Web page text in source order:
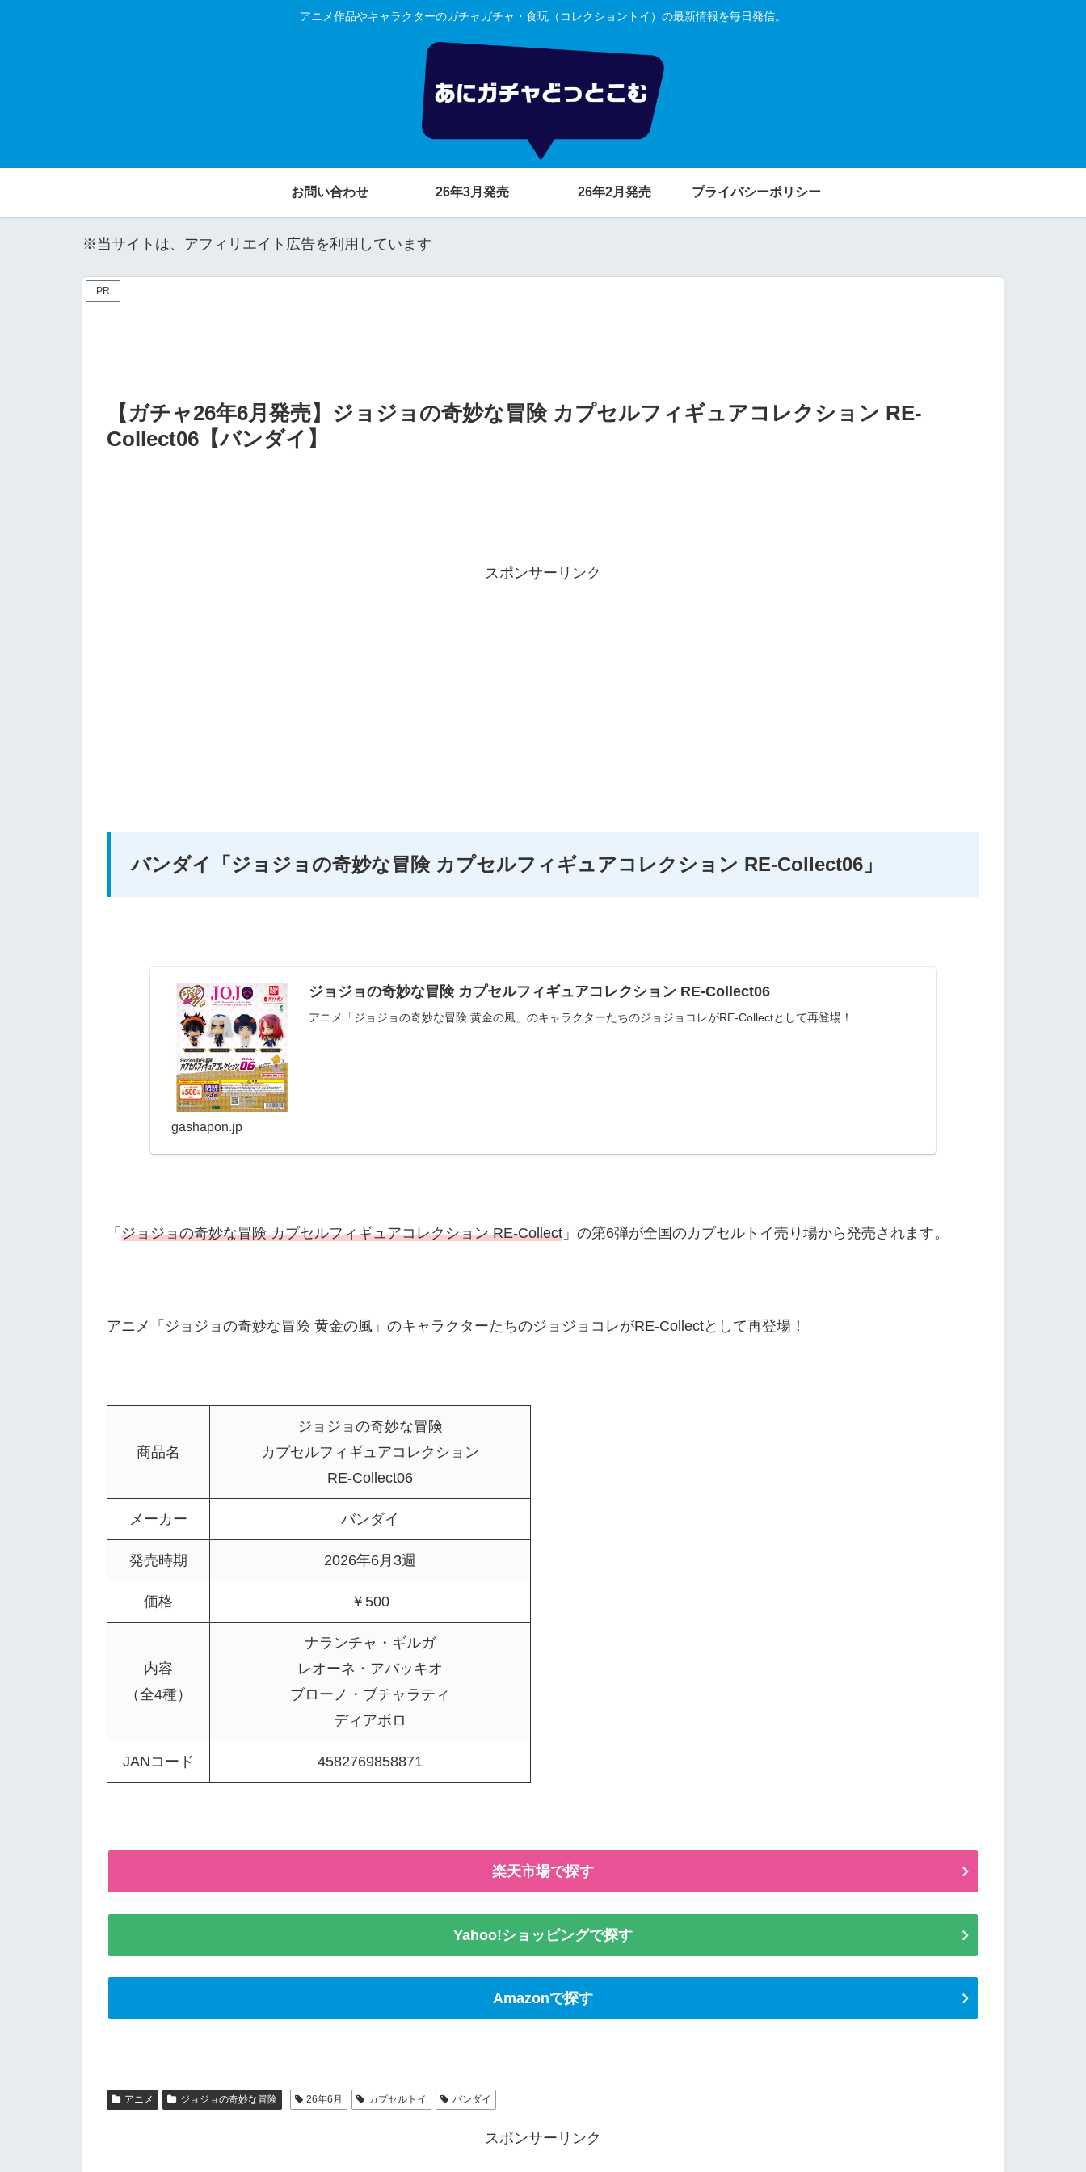
アニメ作品やキャラクターのガチャガチャ・食玩（コレクショントイ）の最新情報を毎日発信。
お問い合わせ 26年3月発売 26年2月発売 プライバシーポリシー
※当サイトは、アフィリエイト広告を利用しています
PR
【ガチャ26年6月発売】ジョジョの奇妙な冒険 カプセルフィギュアコレクション RE-
Collect06【バンダイ】
スポンサーリンク
バンダイ 「ジョジョの奇妙な冒険 カプセルフィギュアコレクション RE-Collect06」
ジョジョの奇妙な冒険 カプセルフィギュアコレクション RE-Collect06
アニメ「ジョジョの奇妙な冒険 黄金の風」のキャラクターたちのジョジョコレがRE-Collectとして再登場！
gashapon.jp
「 ジョジョの奇妙な冒険 カプセルフィギュアコレクション RE-Collect 」の第6弾が全国のカプセルトイ売り場から発売されます。
アニメ「ジョジョの奇妙な冒険 黄金の風」のキャラクターたちのジョジョコレがRE-Collectとして再登場！
商品名
ジョジョの奇妙な冒険
カプセルフィギュアコレクション
RE-Collect06
メーカー バンダイ
発売時期 2026年6月3週
価格 ￥500
内容
（全4種）
ナランチャ・ギルガ
レオーネ・アバッキオ
ブローノ・ブチャラティ
ディアボロ
JANコード 4582769858871
楽天市場で探す
Yahoo!ショッピングで探す
Amazonで探す
アニメ ジョジョの奇妙な冒険 26年6月 カプセルトイ バンダイ
スポンサーリンク